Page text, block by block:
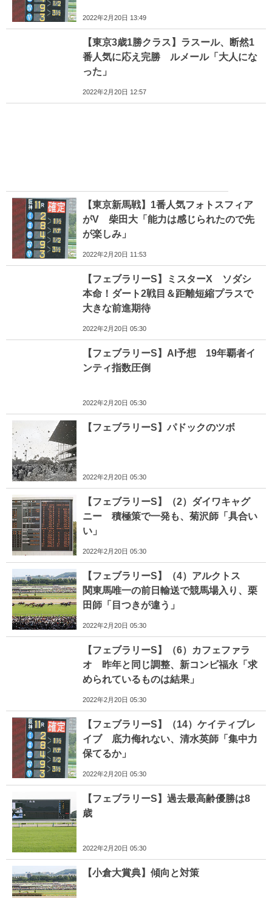
2022年2月20日 13:49
【東京3歳1勝クラス】ラスール、断然1
番人気に応え完勝 ルメール「大人にな
った」
2022年2月20日 12:57
【東京新馬戦】1番人気フォトスフィア
がV 柴田大「能力は感じられたので先
が楽しみ」
2022年2月20日 11:53
【フェブラリーS】ミスターX ソダシ
本命！ダート2戦目＆距離短縮プラスで
大きな前進期待
2022年2月20日 05:30
【フェブラリーS】AI予想 19年覇者イ
ンティ指数圧倒
2022年2月20日 05:30
【フェブラリーS】パドックのツボ
2022年2月20日 05:30
【フェブラリーS】（2）ダイワキャグ
ニー 積極策で一発も、菊沢師「具合い
い」
2022年2月20日 05:30
【フェブラリーS】（4）アルクトス
関東馬唯一の前日輸送で競馬場入り、栗
田師「目つきが違う」
2022年2月20日 05:30
【フェブラリーS】（6）カフェファラ
オ 昨年と同じ調整、新コンビ福永「求
められているものは結果」
2022年2月20日 05:30
【フェブラリーS】（14）ケイティブレ
イブ 底力侮れない、清水英師「集中力
保てるか」
2022年2月20日 05:30
【フェブラリーS】過去最高齢優勝は8
歳
2022年2月20日 05:30
【小倉大賞典】傾向と対策